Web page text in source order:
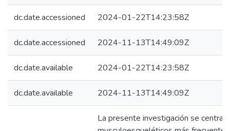
dc.date.accessioned 2024-01-22T14:23:58Z
dc.date.accessioned 2024-11-13T14:49:09Z
dc.date.available 2024-01-22T14:23:58Z
dc.date.available 2024-11-13T14:49:09Z
La presente investigación se centra